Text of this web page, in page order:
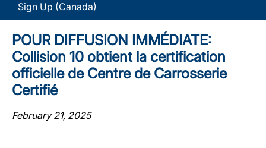
Sign Up (Canada)
POUR DIFFUSION IMMÉDIATE:
Collision 10 obtient la certification
officielle de Centre de Carrosserie
Certifié
February 21, 2025